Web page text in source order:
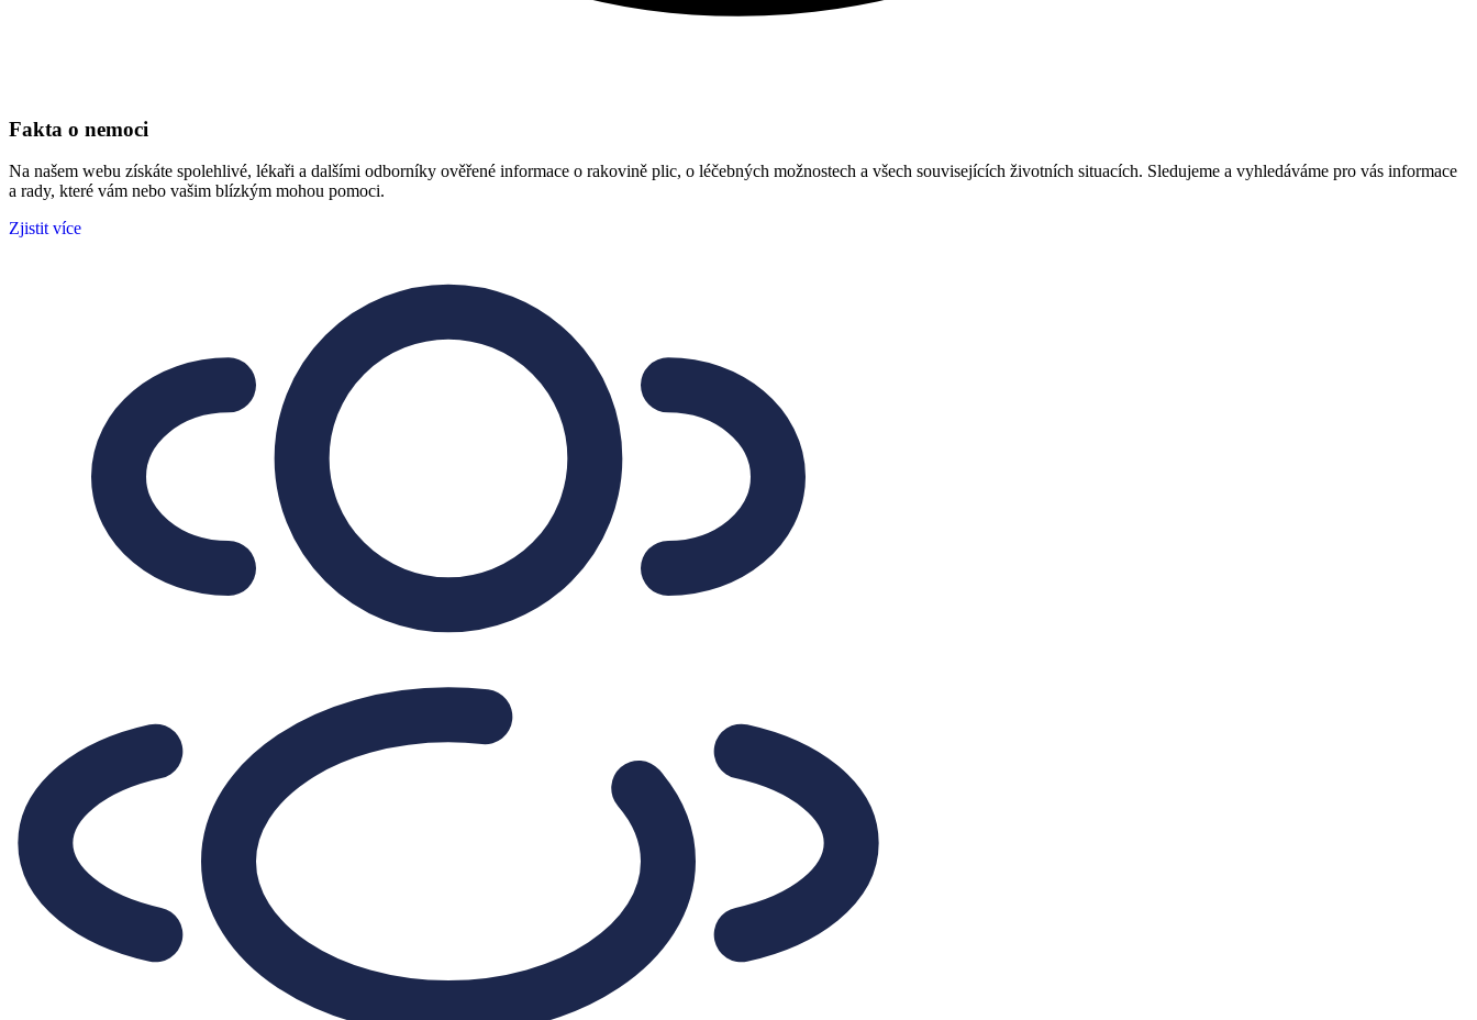
Fakta o nemoci
Na našem webu získáte spolehlivé, lékaři a dalšími odborníky ověřené informace o rakovině plic, o léčebných možnostech a všech souvisejících životních situacích. Sledujeme a vyhledáváme pro vás informace
a rady, které vám nebo vašim blízkým mohou pomoci.
Zjistit více